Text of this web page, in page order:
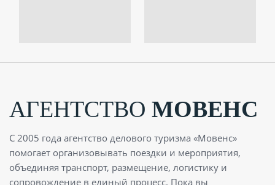
АГЕНТСТВО МОВЕНС
С 2005 года агентство делового туризма «Мовенс»
помогает организовывать поездки и мероприятия,
объединяя транспорт, размещение, логистику и
сопровождение в единый процесс. Пока вы